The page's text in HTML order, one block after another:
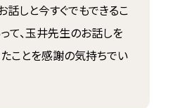
しと今すぐでもできるこ
て、玉井先生のお話しを
ことを感謝の気持ちでい